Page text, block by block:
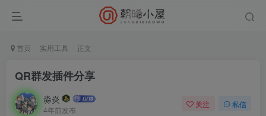
首页 实用工具 正文
QR群发插件分享
淼炎
4年前发布
关注 私信